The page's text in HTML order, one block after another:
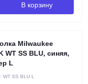
В корзину
Milwaukee
WT SS BLU, синяя,
L
WT SS BLU L